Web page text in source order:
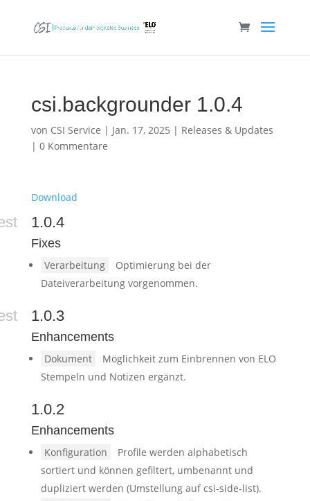
csi.backgrounder 1.0.4
von CSI Service | Jan. 17, 2025 | Releases & Updates
| 0 Kommentare
Download
1.0.4
Fixes
Verarbeitung
Optimierung bei der
Dateiverarbeitung vorgenommen.
1.0.3
Enhancements
Dokument
Möglichkeit zum Einbrennen von ELO
Stempeln und Notizen ergänzt.
1.0.2
Enhancements
Konfiguration
Profile werden alphabetisch
sortiert und können gefiltert, umbenannt und
dupliziert werden (Umstellung auf csi-side-list).